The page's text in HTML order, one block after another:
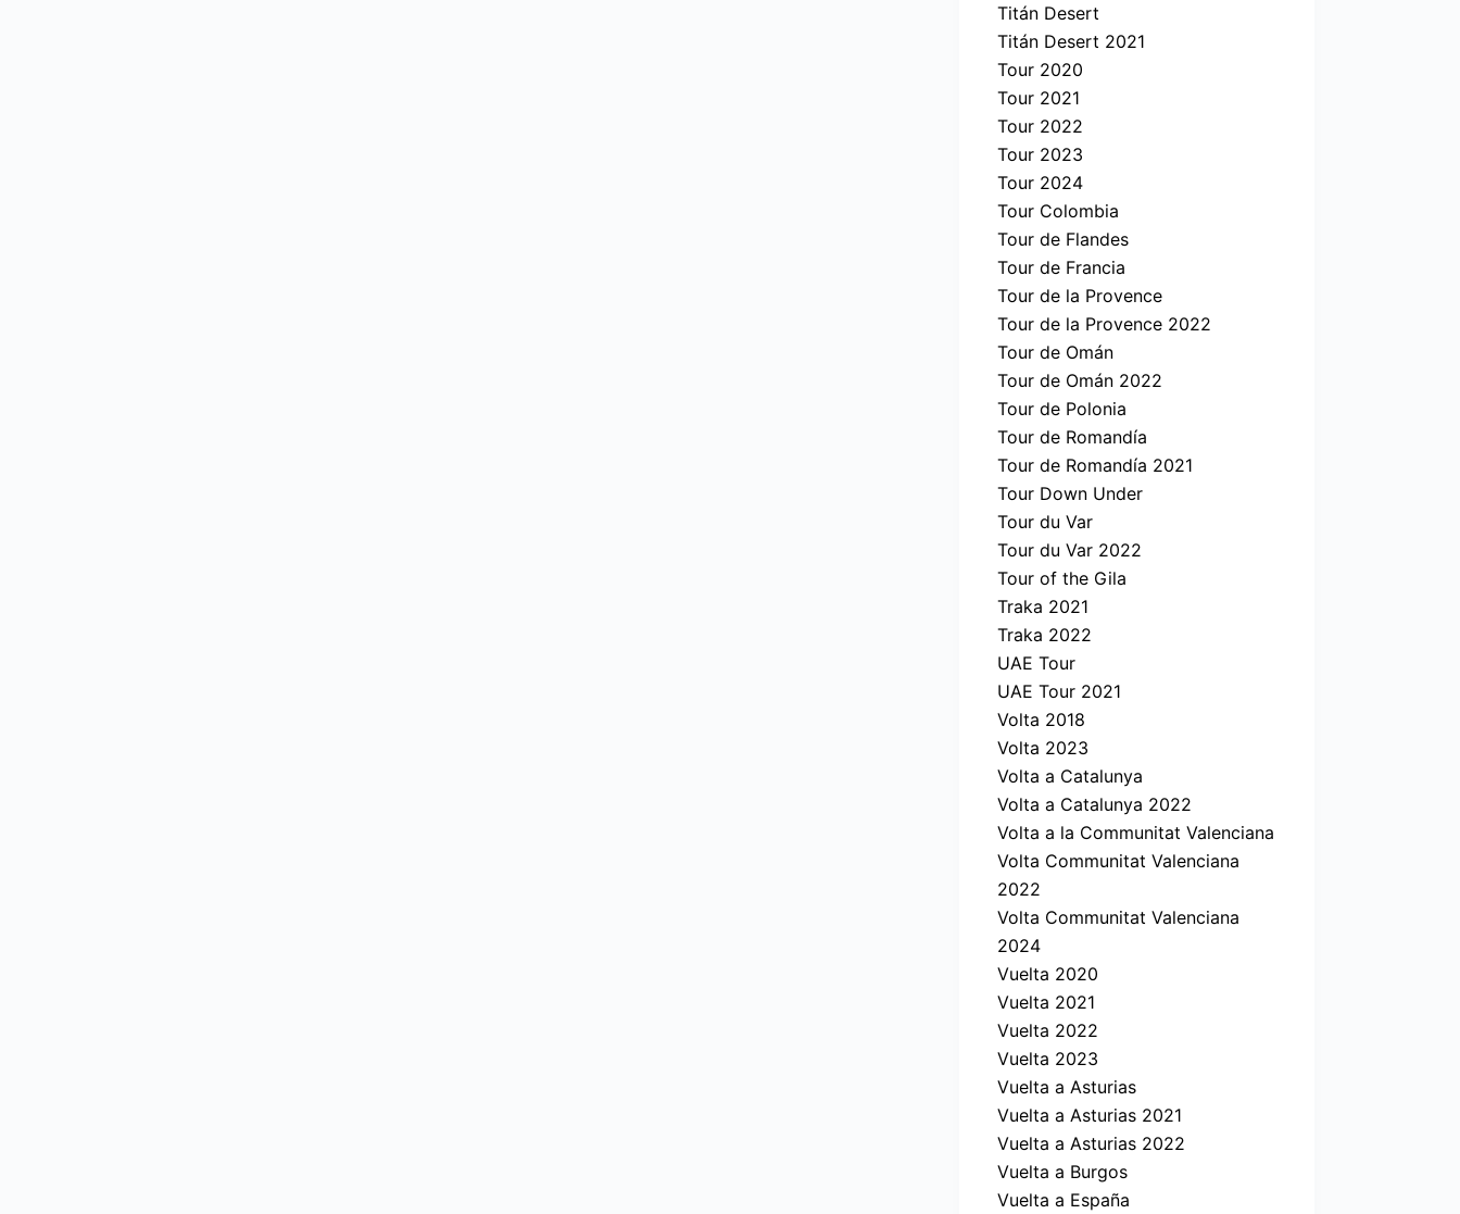
Titán Desert
Titán Desert 2021
Tour 2020
Tour 2021
Tour 2022
Tour 2023
Tour 2024
Tour Colombia
Tour de Flandes
Tour de Francia
Tour de la Provence
Tour de la Provence 2022
Tour de Omán
Tour de Omán 2022
Tour de Polonia
Tour de Romandía
Tour de Romandía 2021
Tour Down Under
Tour du Var
Tour du Var 2022
Tour of the Gila
Traka 2021
Traka 2022
UAE Tour
UAE Tour 2021
Volta 2018
Volta 2023
Volta a Catalunya
Volta a Catalunya 2022
Volta a la Communitat Valenciana
Volta Communitat Valenciana
2022
Volta Communitat Valenciana
2024
Vuelta 2020
Vuelta 2021
Vuelta 2022
Vuelta 2023
Vuelta a Asturias
Vuelta a Asturias 2021
Vuelta a Asturias 2022
Vuelta a Burgos
Vuelta a España